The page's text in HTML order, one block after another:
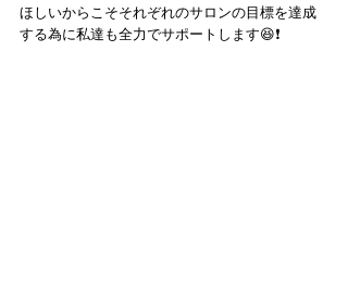
ほしいからこそそれぞれのサロンの目標を達成
する為に私達も全力でサポートします😆❗️